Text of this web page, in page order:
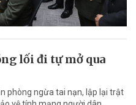
lối đi tự mở qua
phòng ngừa tai nạn, lập lại trật